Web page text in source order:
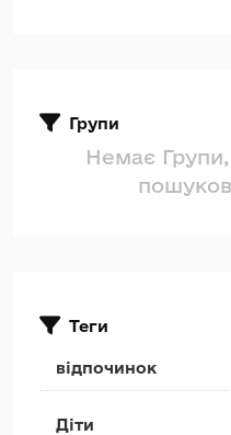
Групи
Немає Групи,
Теги
відпочинок
Діти